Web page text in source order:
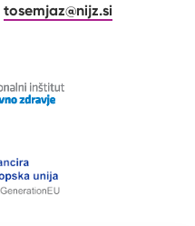
tosemjaz@nijz.si